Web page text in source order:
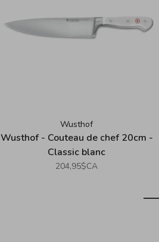
Wusthof
Wusthof - Couteau de chef 20cm -
Classic blanc
204,95$CA
1